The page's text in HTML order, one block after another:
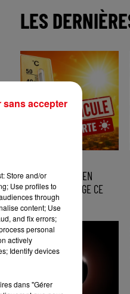
LES
DÉPARTEMENTS EN
VIGILANCE ORANGE CE
WEEK-END
Store and/or
Use profiles to
through
content; Use
and fix errors;
personal
actively
Identify devices
dans "Gérer
sans accepter